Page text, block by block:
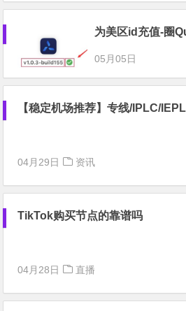
为美区id充值-圈
05月05日
【稳定机场推荐】专线/IPLC/
04月29日 资讯
TikTok购买节点的靠谱吗
04月28日 直播